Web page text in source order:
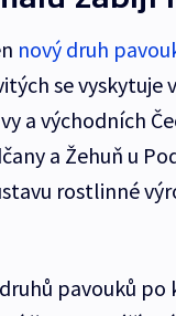
nový druh
se vyskytuje
a východních
a Žehuň u
rostlinné
pavouků